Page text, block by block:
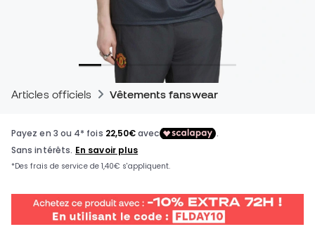
Articles officiels Vêtements fanswear